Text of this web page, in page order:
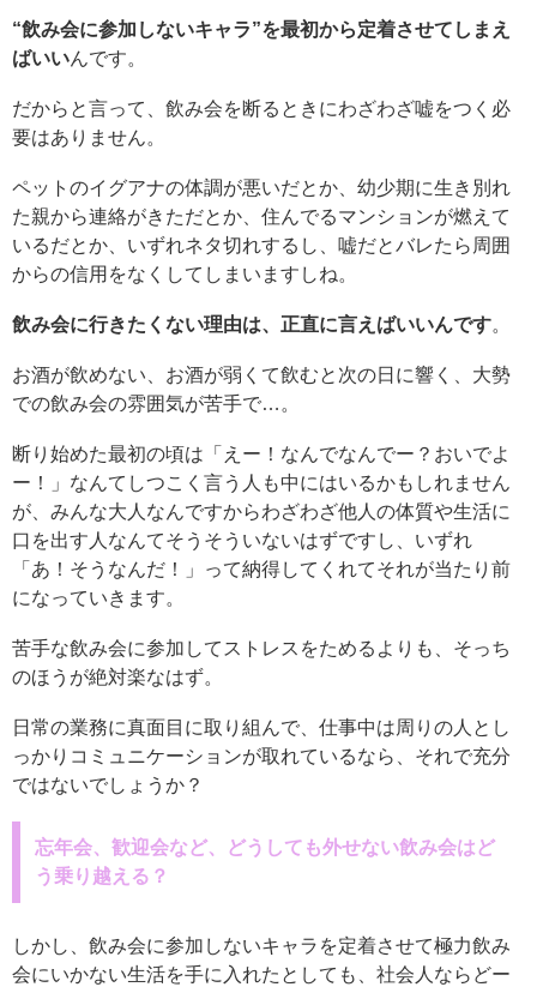
“飲み会に参加しないキャラ”を最初から定着させてしまえ
ばいいんです。
だからと言って、飲み会を断るときにわざわざ嘘をつく必
要はありません。
ペットのイグアナの体調が悪いだとか、幼少期に生き別れ
た親から連絡がきただとか、住んでるマンションが燃えて
いるだとか、いずれネタ切れするし、嘘だとバレたら周囲
からの信用をなくしてしまいますしね。
飲み会に行きたくない理由は、正直に言えばいいんです。
お酒が飲めない、お酒が弱くて飲むと次の日に響く、大勢
での飲み会の雰囲気が苦手で…。
断り始めた最初の頃は「えー！なんでなんでー？おいでよ
ー！」なんてしつこく言う人も中にはいるかもしれません
が、みんな大人なんですからわざわざ他人の体質や生活に
口を出す人なんてそうそういないはずですし、いずれ
「あ！そうなんだ！」って納得してくれてそれが当たり前
になっていきます。
苦手な飲み会に参加してストレスをためるよりも、そっち
のほうが絶対楽なはず。
日常の業務に真面目に取り組んで、仕事中は周りの人とし
っかりコミュニケーションが取れているなら、それで充分
ではないでしょうか？
忘年会、歓迎会など、どうしても外せない飲み会はど
う乗り越える？
しかし、飲み会に参加しないキャラを定着させて極力飲み
会にいかない生活を手に入れたとしても、社会人ならどー